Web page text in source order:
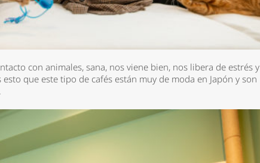
con animales, sana, nos viene bien, nos libera de estrés y
que este tipo de cafés están muy de moda en Japón y son